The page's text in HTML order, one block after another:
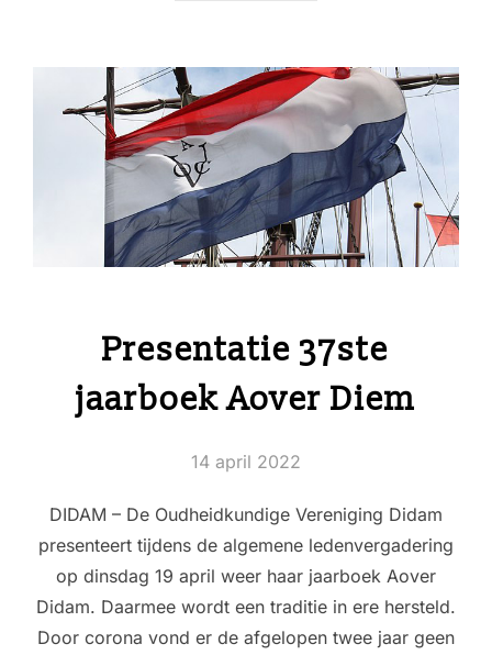
Presentatie 37ste
jaarboek Aover Diem
Geplaatst
14 april 2022
DIDAM – De Oudheidkundige Vereniging Didam
presenteert tijdens de algemene ledenvergadering
op dinsdag 19 april weer haar jaarboek Aover
Didam. Daarmee wordt een traditie in ere hersteld.
Door corona vond er de afgelopen twee jaar geen